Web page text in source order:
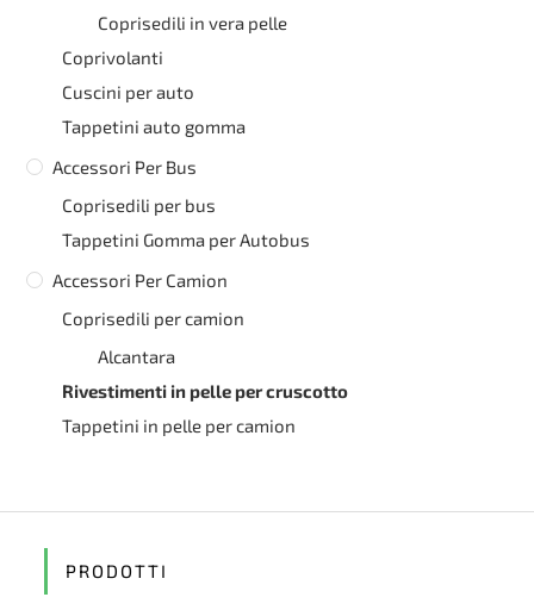
Coprisedili in vera pelle
Coprivolanti
Cuscini per auto
Tappetini auto gomma
Accessori Per Bus
Coprisedili per bus
Tappetini Gomma per Autobus
Accessori Per Camion
Coprisedili per camion
Alcantara
Rivestimenti in pelle per cruscotto
Tappetini in pelle per camion
PRODOTTI